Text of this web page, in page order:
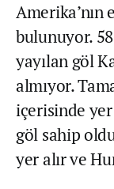
Amerika’nın
bulunuyor.
yayılan göl
almıyor.
içerisinde
göl sahip
yer alır ve